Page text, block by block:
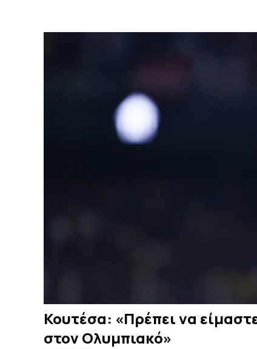
Κουτέσα: «Πρέπει να
στον Ολυμπιακό»